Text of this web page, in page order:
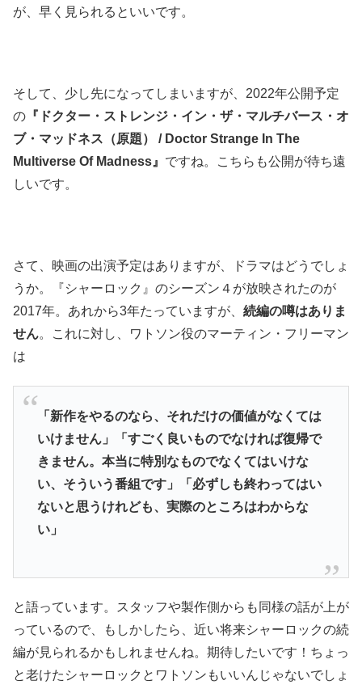
が、早く見られるといいです。
そして、少し先になってしまいますが、2022年公開予定
の 『ドクター・ストレンジ・イン・ザ・マルチバース・オ
ブ・マッドネス（原題） / Doctor Strange In The
Multiverse Of Madness』 ですね。こちらも公開が待ち遠
しいです。
さて、映画の出演予定はありますが、ドラマはどうでしょ
うか。『シャーロック』のシーズン４が放映されたのが
2017年。あれから3年たっていますが、 続編の噂はありま
せん。これに対し、ワトソン役のマーティン・フリーマン
は
「新作をやるのなら、それだけの価値がなくては
いけません」
「すごく良いものでなければ復帰で
きません。本当に特別なものでなくてはいけな
い、そういう番組です」「必ずしも終わってはい
ないと思うけれども、実際のところはわからな
い」
と語っています。スタッフや製作側からも同様の話が上が
っているので、もしかしたら、近い将来シャーロックの続
編が見られるかもしれませんね。期待したいです！ちょっ
と老けたシャーロックとワトソンもいいんじゃないでしょ